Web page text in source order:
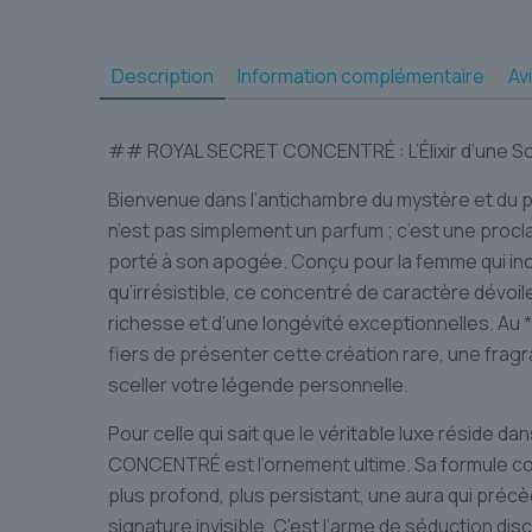
Description Information complémentaire
## ROYAL SECRET CONCENTRÉ : L’Élixir
Bienvenue dans l’antichambre du mystère et du
n’est pas simplement un parfum ; c’est une
porté à son apogée. Conçu pour la femme qui
qu’irrésistible, ce concentré de caractère
richesse et d’une longévité exceptionnelles. Au
fiers de présenter cette création rare, une
sceller votre légende personnelle.
Pour celle qui sait que le véritable luxe réside
CONCENTRÉ est l’ornement ultime. Sa formule
plus profond, plus persistant, une aura qui
signature invisible. C’est l’arme de séduction